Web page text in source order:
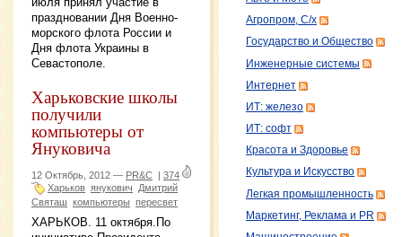
праздновании Дня Военно-
морского флота России и
Дня флота Украины в
Севастополе.
Харьковские школы
получили
компьютеры от
Януковича
12 Октябрь, 2012 — PR&C | 374
Харьков янукович
Дмитрий
Святаш компьютеры пересвет
ХАРЬКОВ. 11 октября.По
Агропром, С/х
Государство и Общество
Инженерные системы
Интернет
ИТ: железо
ИТ: софт
Красота и Здоровье
Культура и Искусство
Легкая промышленность
Маркетинг, Реклама и PR